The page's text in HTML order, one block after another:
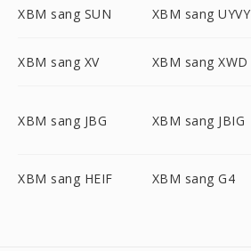
XBM sang SUN XBM sang UYVY
XBM sang XV XBM sang XWD
XBM sang JBG XBM sang JBIG
XBM sang HEIF XBM sang G4